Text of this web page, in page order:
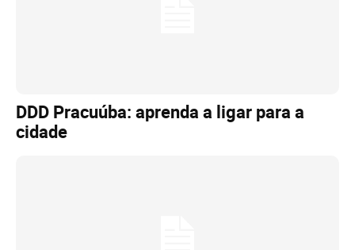
DDD Pracuúba: aprenda a ligar para a
cidade